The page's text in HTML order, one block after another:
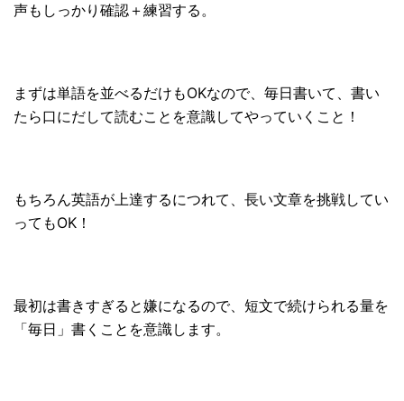
声もしっかり確認＋練習する。
まずは単語を並べるだけもOKなので、毎日書いて、書い
たら口にだして読むことを意識してやっていくこと！
もちろん英語が上達するにつれて、長い文章を挑戦してい
ってもOK！
最初は書きすぎると嫌になるので、短文で続けられる量を
「毎日」書くことを意識します。